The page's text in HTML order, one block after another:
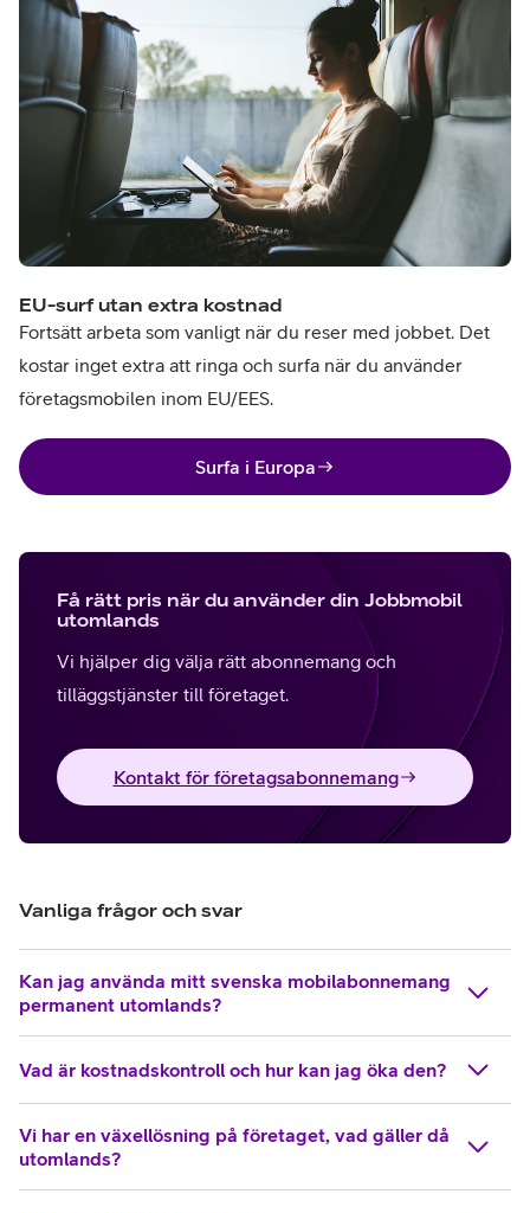
EU-surf utan extra kostnad
Fortsätt arbeta som vanligt när du reser med jobbet. Det
kostar inget extra att ringa och surfa när du använder
företagsmobilen inom EU/EES.
Surfa i Europa
Få rätt pris när du använder din Jobbmobil
utomlands
Vi hjälper dig välja rätt abonnemang och
tilläggstjänster till företaget.
Kontakt för företagsabonnemang
Vanliga frågor och svar
Kan jag använda mitt svenska mobilabonnemang
permanent utomlands?
Vad är kostnadskontroll och hur kan jag öka den?
Vi har en växellösning på företaget, vad gäller då
utomlands?